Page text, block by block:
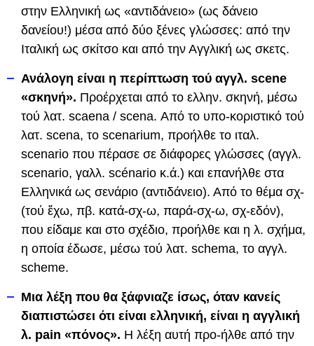
στην Ελληνική ως «αντιδάνειο» (ως δάνειο
δανείου!) μέσα από δύο ξένες γλώσσες: από την
Ιταλική ως σκίτσο και από την Αγγλική ως σκετς.
Ανάλογη είναι η περίπτωση τού αγγλ. scene
«σκηνή». Προέρχεται από το ελλην. σκηνή, μέσω
τού λατ. scaena / scena. Από το υπο-κοριστικό τού
λατ. scena, το scenarium, προήλθε το ιταλ.
scenario που πέρασε σε διάφορες γλώσσες (αγγλ.
scenario, γαλλ. scénario κ.ά.) και επανήλθε στα
Ελληνικά ως σενάριο (αντιδάνειο). Από το θέμα σχ-
(τού ἔχω, πβ. κατά-σχ-ω, παρά-σχ-ω, σχ-εδόν),
που είδαμε και στο σχέδιο, προήλθε και η λ. σχήμα,
η οποία έδωσε, μέσω τού λατ. schema, το αγγλ.
scheme.
Μια λέξη που θα ξάφνιαζε ίσως, όταν κανείς
διαπιστώσει ότι είναι ελληνική, είναι η αγγλική
λ. pain «πόνος». Η λέξη αυτή προ-ήλθε από την